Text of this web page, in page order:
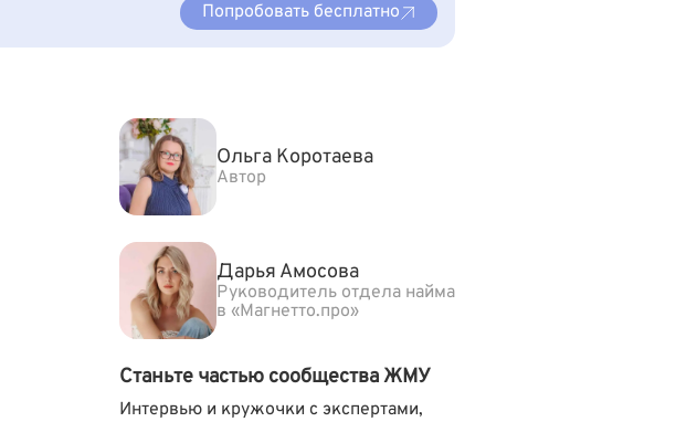
Попробовать бесплатно
Ольга Коротаева
Автор
Дарья Амосова
Руководитель отдела найма
в «Магнетто.про»
Станьте частью сообщества ЖМУ
Интервью и кружочки с экспертами,